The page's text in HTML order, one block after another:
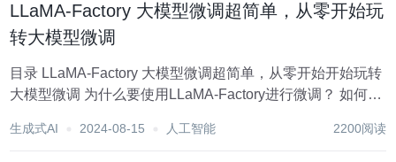
LLaMA-Factory 大模型微调超简单，从零开始玩
转大模型微调
目录 LLaMA-Factory 大模型微调超简单，从零开始开始玩转
大模型微调 为什么要使用LLaMA-Factory进行微调？ 如何使
式 指令监督微调数据集...
生成式AI 2024-08-15 人工智能 2200阅读